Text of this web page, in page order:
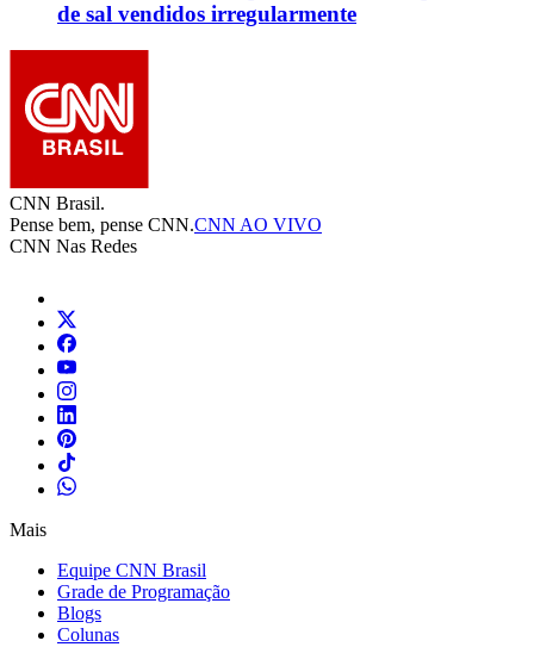
de sal vendidos irregularmente
CNN Brasil.
Pense bem, pense CNN.CNN AO VIVO
CNN Nas Redes
Mais
Equipe CNN Brasil
Grade de Programação
Blogs
Colunas